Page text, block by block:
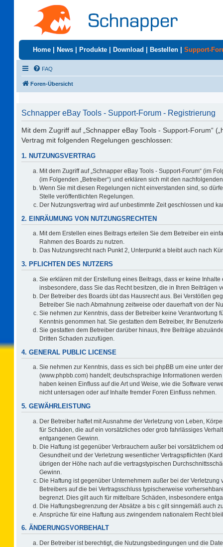
Home News Produkte Download Bestellen Support-
FAQ
Foren-Übersicht
Schnapper eBay Tools - Support-Forum - Registrierung
Mit dem Zugriff auf „Schnapper eBay Tools - Support-Forum“
Vertrag mit folgenden Regelungen geschlossen:
1. NUTZUNGSVERTRAG
Mit dem Zugriff auf „Schnapper eBay Tools - Support-Forum“ (im
(im Folgenden „Betreiber“) und erklären sich mit den
Wenn Sie mit diesen Regelungen nicht einverstanden sind, so
Stelle veröffentlichten Regelungen.
Der Nutzungsvertrag wird auf unbestimmte Zeit geschlossen und
2. EINRÄUMUNG VON NUTZUNGSRECHTEN
Mit dem Erstellen eines Beitrags erteilen Sie dem Betreiber ein
Rahmen des Boards zu nutzen.
Das Nutzungsrecht nach Punkt 2, Unterpunkt a bleibt auch nach
3. PFLICHTEN DES NUTZERS
Sie erklären mit der Erstellung eines Beitrags, dass er keine
insbesondere, dass Sie das Recht besitzen, die in Ihren Beiträgen
Der Betreiber des Boards übt das Hausrecht aus. Bei Verstößen
Betreiber Sie nach Abmahnung zeitweise oder dauerhaft von der
Sie nehmen zur Kenntnis, dass der Betreiber keine Verantwortung
Kenntnis genommen hat. Sie gestatten dem Betreiber, Ihr
Sie gestatten dem Betreiber darüber hinaus, Ihre Beiträge
Dritten Schaden zuzufügen.
4. GENERAL PUBLIC LICENSE
Sie nehmen zur Kenntnis, dass es sich bei phpBB um eine unter der
(www.phpbb.com) handelt; deutschsprachige Informationen
haben keinen Einfluss auf die Art und Weise, wie die Software
nicht untersagen oder auf Inhalte fremder Foren Einfluss nehmen.
5. GEWÄHRLEISTUNG
Der Betreiber haftet mit Ausnahme der Verletzung von Leben,
für Schäden, die auf ein vorsätzliches oder grob fahrlässiges
entgangenen Gewinn.
Die Haftung ist gegenüber Verbrauchern außer bei vorsätzlichem
Gesundheit und der Verletzung wesentlicher Vertragspflichten
übrigen der Höhe nach auf die vertragstypischen
Gewinn.
Die Haftung ist gegenüber Unternehmern außer bei der
Betreibers auf die bei Vertragsschluss typischerweise
begrenzt. Dies gilt auch für mittelbare Schäden, insbesondere
Die Haftungsbegrenzung der Absätze a bis c gilt sinngemäß auch
Ansprüche für eine Haftung aus zwingendem nationalem Recht
6. ÄNDERUNGSVORBEHALT
Der Betreiber ist berechtigt, die Nutzungsbedingungen und die